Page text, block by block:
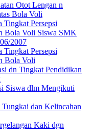
Otot Lengan n
Bola Voli
Tingkat Persepsi
Bola Voli Siswa SMK
2007
Tingkat Persepsi
Bola Voli
dn Tingkat Pendidikan
Siswa dlm Mengikuti
dan Kelincahan
Kaki dgn